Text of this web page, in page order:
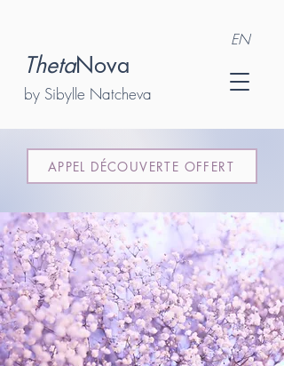
EN
ThetaNova
by Sibylle Natcheva
APPEL DÉCOUVERTE OFFERT